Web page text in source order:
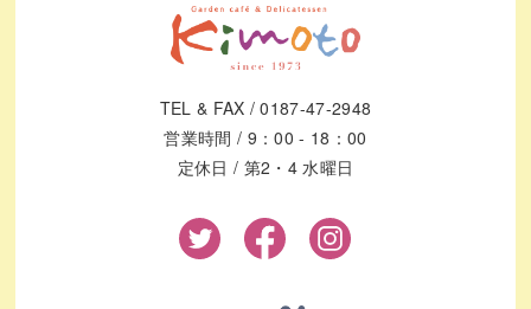
TEL & FAX / 0187-47-2948
営業時間 / 9：00 - 18：00
定休日 / 第2・4 水曜日